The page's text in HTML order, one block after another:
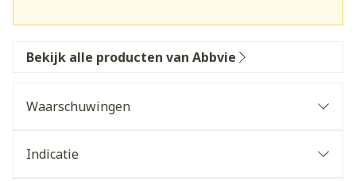
Bekijk alle producten van Abbvie
Waarschuwingen
Indicatie